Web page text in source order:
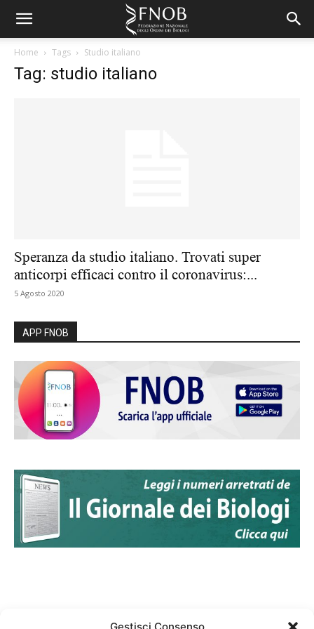
Home Tags Studio italiano
Tag: studio italiano
Speranza da studio italiano. Trovati super
anticorpi efficaci contro il coronavirus:...
5 Agosto 2020
APP FNOB